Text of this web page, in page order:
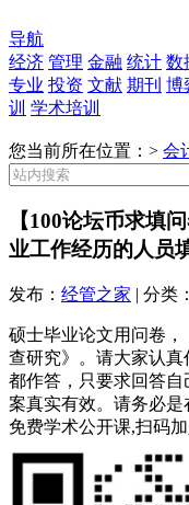
导航
经济 管理 金融 统计 数
专业 投资 文献 期刊 博
训 学术培训
您当前所在位置：> 会
【100论坛币求填
业工作经历的人员
发布： 经管之家 | 分类：
硕士毕业论文用问卷
查研究》。请大家认
都作答，只要求回答
案真实有效。请务必是
免费学术公开课,扫码